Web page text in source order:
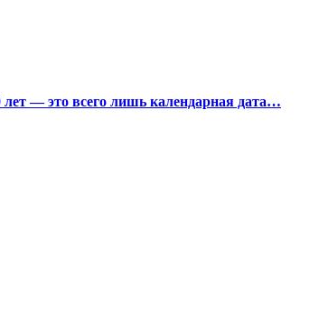
— это всего лишь календарная дата…